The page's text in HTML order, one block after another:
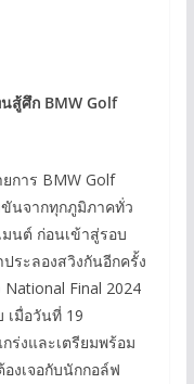
สู้ศึก BMW Golf
การ BMW Golf
นจากทุกภูมิภาคทั่ว
นต์ ก่อนเข้าสู่รอบ
ระลองสวิงกันอีกครั้ง
Final 2024
มื่อวันที่ 19
ร่งและเตรียมพร้อม
งเจอกับนักกอล์ฟ